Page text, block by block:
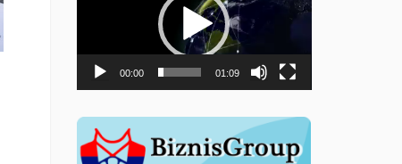
00:00 01:09